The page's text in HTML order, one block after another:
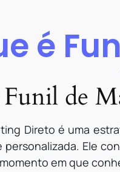
é
de
Direto é uma
personalizada. Ele
em que